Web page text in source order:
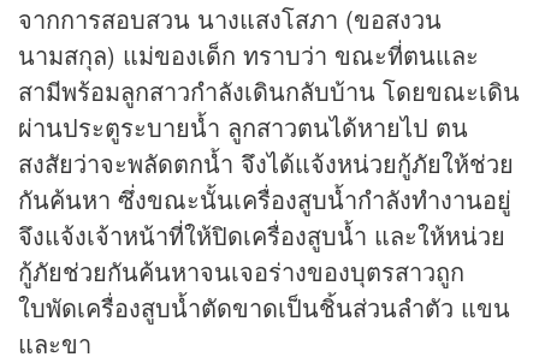
จากการสอบสวน นางแสงโสภา (ขอสงวน
นามสกุล) แม่ของเด็ก ทราบว่า ขณะที่ตนและ
สามีพร้อมลูกสาวกำลังเดินกลับบ้าน โดยขณะเดิน
ผ่านประตูระบายน้ำ ลูกสาวตนได้หายไป ตน
สงสัยว่าจะพลัดตกน้ำ จึงได้แจ้งหน่วยกู้ภัยให้ช่วย
กันค้นหา ซึ่งขณะนั้นเครื่องสูบน้ำกำลังทำงานอยู่
จึงแจ้งเจ้าหน้าที่ให้ปิดเครื่องสูบน้ำ และให้หน่วย
กู้ภัยช่วยกันค้นหาจนเจอร่างของบุตรสาวถูก
ใบพัดเครื่องสูบน้ำตัดขาดเป็นชิ้นส่วนลำตัว แขน
และขา